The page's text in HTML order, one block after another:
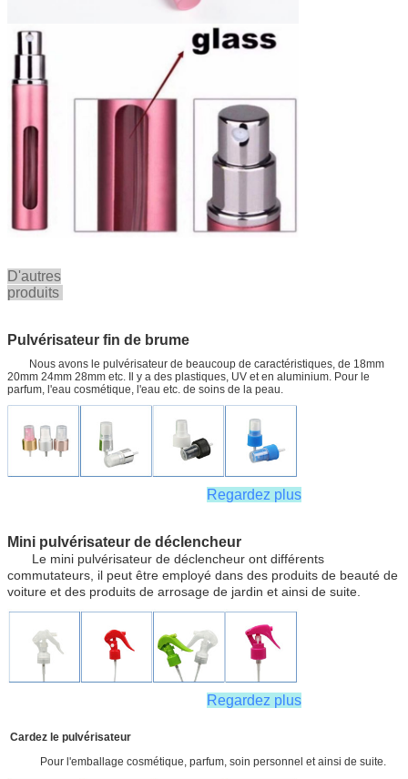
D'autres
produits
Pulvérisateur fin de brume
Nous avons le pulvérisateur de beaucoup de caractéristiques, de 18mm
20mm 24mm 28mm etc. Il y a des plastiques, UV et en aluminium. Pour le
parfum, l'eau cosmétique, l'eau etc. de soins de la peau.
Regardez plus
Mini pulvérisateur de déclencheur
Le mini pulvérisateur de déclencheur ont différents
commutateurs, il peut être employé dans des produits de beauté de
voiture et des produits de arrosage de jardin et ainsi de suite.
Regardez plus
Cardez le pulvérisateur
Pour l'emballage cosmétique, parfum, soin personnel et ainsi de suite.